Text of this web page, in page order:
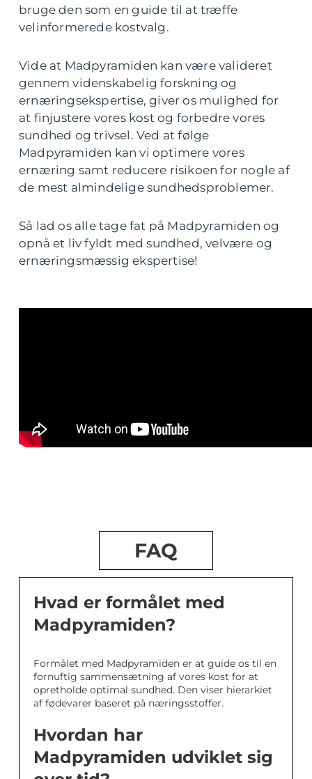
bruge den som en guide til at træffe
velinformerede kostvalg.
Vide at Madpyramiden kan være valideret
gennem videnskabelig forskning og
ernæringsekspertise, giver os mulighed for
at finjustere vores kost og forbedre vores
sundhed og trivsel. Ved at følge
Madpyramiden kan vi optimere vores
ernæring samt reducere risikoen for nogle af
de mest almindelige sundhedsproblemer.
Så lad os alle tage fat på Madpyramiden og
opnå et liv fyldt med sundhed, velvære og
ernæringsmæssig ekspertise!
FAQ
Hvad er formålet med
Madpyramiden?
Formålet med Madpyramiden er at guide os til en
fornuftig sammensætning af vores kost for at
opretholde optimal sundhed. Den viser hierarkiet
af fødevarer baseret på næringsstoffer.
Hvordan har
Madpyramiden udviklet sig